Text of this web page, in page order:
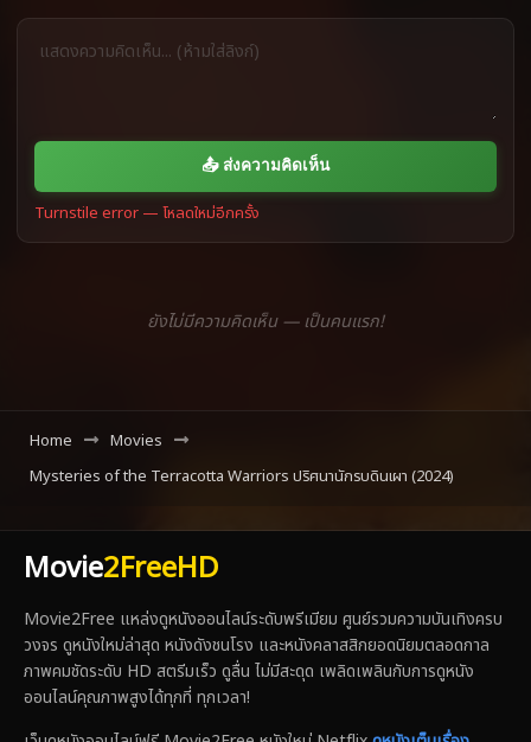
📤 ส่งความคิดเห็น
Turnstile error — โหลดใหม่อีกครั้ง
ยังไม่มีความคิดเห็น — เป็นคนแรก!
Home
Movies
Mysteries of the Terracotta Warriors ปริศนานักรบดินเผา (2024)
Movie2FreeHD
Movie2Free แหล่งดูหนังออนไลน์ระดับพรีเมียม ศูนย์รวมความบันเทิงครบ
วงจร ดูหนังใหม่ล่าสุด หนังดังชนโรง และหนังคลาสสิกยอดนิยมตลอดกาล
ภาพคมชัดระดับ HD สตรีมเร็ว ดูลื่น ไม่มีสะดุด เพลิดเพลินกับการดูหนัง
ออนไลน์คุณภาพสูงได้ทุกที่ ทุกเวลา!